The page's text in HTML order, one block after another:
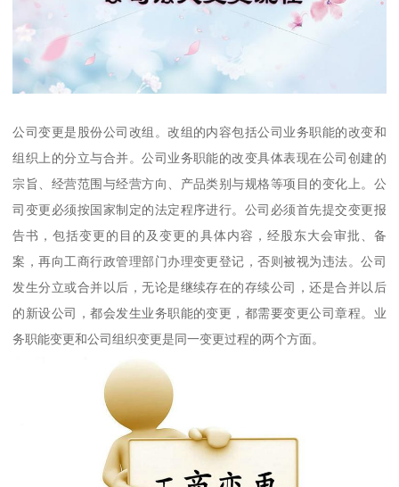
公司变更是股份公司改组。改组的内容包括公司业务职能的改变和
组织上的分立与合并。公司业务职能的改变具体表现在公司创建的
宗旨、经营范围与经营方向、产品类别与规格等项目的变化上。公
司变更必须按国家制定的法定程序进行。公司必须首先提交变更报
告书，包括变更的目的及变更的具体内容，经股东大会审批、备
案，再向工商行政管理部门办理变更登记，否则被视为违法。公司
发生分立或合并以后，无论是继续存在的存续公司，还是合并以后
的新设公司，都会发生业务职能的变更，都需要变更公司章程。业
务职能变更和公司组织变更是同一变更过程的两个方面。